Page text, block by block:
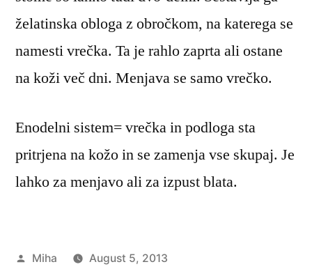
želatinska obloga z obročkom, na katerega se
namesti vrečka. Ta je rahlo zaprta ali ostane
na koži več dni. Menjava se samo vrečko.
Enodelni sistem= vrečka in podloga sta
pritrjena na kožo in se zamenja vse skupaj. Je
lahko za menjavo ali za izpust blata.
Posted
Miha
August 5, 2013